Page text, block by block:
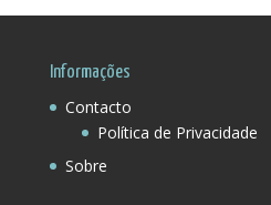
Informações
Contacto
Política de Privacidade
Sobre